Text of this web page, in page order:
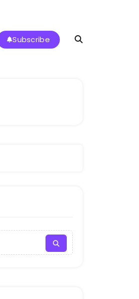
Subscribe